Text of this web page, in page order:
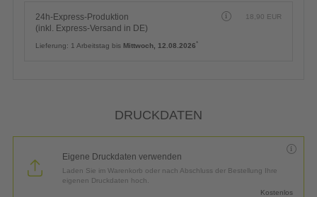
24h-Express-Produktion
(inkl. Express-Versand in DE)
18,90 EUR
Lieferung: 1 Arbeitstag bis Mittwoch, 12.08.2026*
DRUCKDATEN
Eigene Druckdaten verwenden
Laden Sie im Warenkorb oder nach Abschluss der Bestellung Ihre
eigenen Druckdaten hoch.
Kostenlos